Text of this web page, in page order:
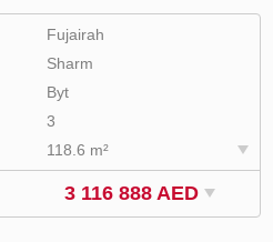
Fujairah
Sharm
Byt
3
118.6 m²
3 116 888 AED